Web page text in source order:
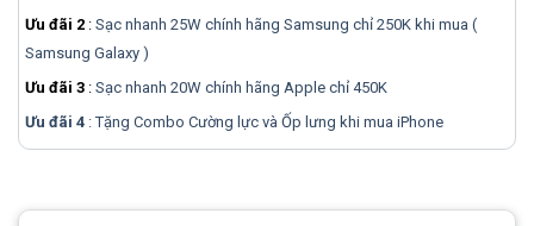
Ưu đãi 2 : Sạc nhanh 25W chính hãng Samsung chỉ 250K khi mua (
Samsung Galaxy )
Ưu đãi 3 : Sạc nhanh 20W chính hãng Apple chỉ 450K
Ưu đãi 4 : Tặng Combo Cường lực và Ốp lưng khi mua iPhone